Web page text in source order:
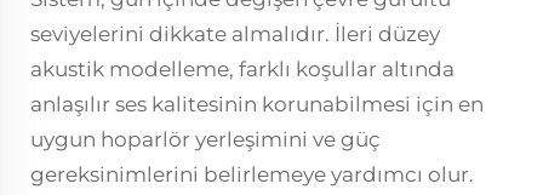
seviyelerini dikkate almalıdır. İleri düzey
akustik modelleme, farklı koşullar altında
anlaşılır ses kalitesinin korunabilmesi için en
uygun hoparlör yerleşimini ve güç
gereksinimlerini belirlemeye yardımcı olur.